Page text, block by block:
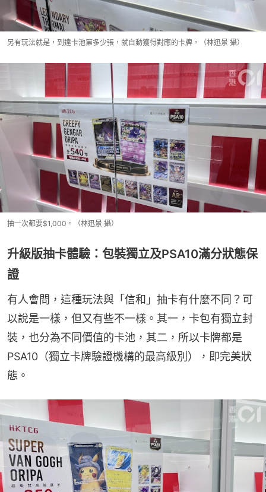
另有玩法就是，到達卡池第多少張，就自動獲得對應的卡牌。（林迅景 攝）
抽一次都要$1,000。（林迅景 攝）
升級版抽卡體驗：包裝獨立及PSA10滿分狀態保
證
有人會問，這種玩法與「信和」抽卡有什麼不同？可
以說是一樣，但又有些不一樣。其一，卡包有獨立封
裝，也分為不同價值的卡池，其二，所以卡牌都是
PSA10（獨立卡牌驗證機構的最高級別），即完美狀
態。